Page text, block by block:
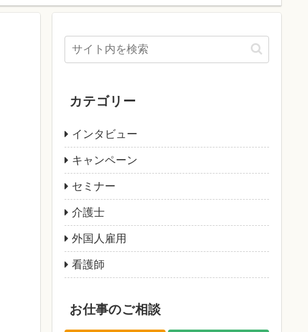
カテゴリー
インタビュー
キャンペーン
セミナー
介護士
外国人雇用
看護師
お仕事のご相談